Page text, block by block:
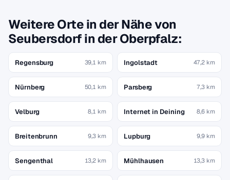
Weitere Orte in der Nähe von
Seubersdorf in der Oberpfalz:
Regensburg 39,1 km Ingolstadt 47,2 km
Nürnberg 50,1 km Parsberg 7,3 km
Velburg 8,1 km Internet in Deining 8,6 km
Breitenbrunn 9,3 km Lupburg 9,9 km
Sengenthal 13,2 km Mühlhausen 13,3 km